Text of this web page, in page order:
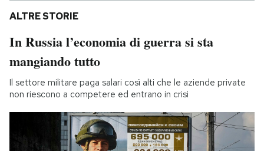
ALTRE STORIE
In Russia l’economia di guerra si sta
mangiando tutto
Il settore militare paga salari così alti che le aziende private
non riescono a competere ed entrano in crisi